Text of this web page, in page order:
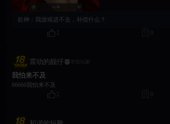
欲神： 我游戏进不去，补偿什么？
2
震动的靓仔
我怕来不及
66666我怕来不及
2